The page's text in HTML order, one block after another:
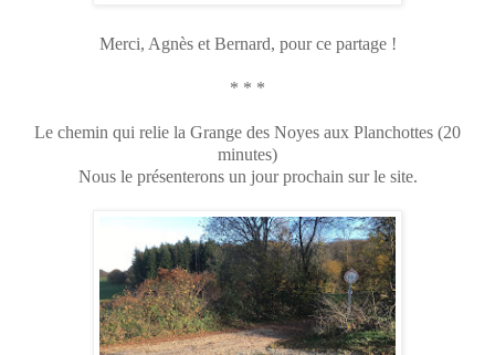
Merci, Agnès et Bernard, pour ce partage !
* * *
Le chemin qui relie la Grange des Noyes aux Planchottes (20
minutes)
Nous le présenterons un jour prochain sur le site.